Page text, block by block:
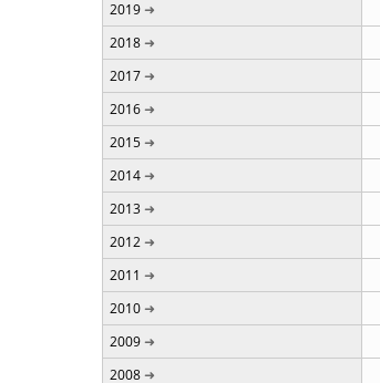
2019
2018
2017
2016
2015
2014
2013
2012
2011
2010
2009
2008